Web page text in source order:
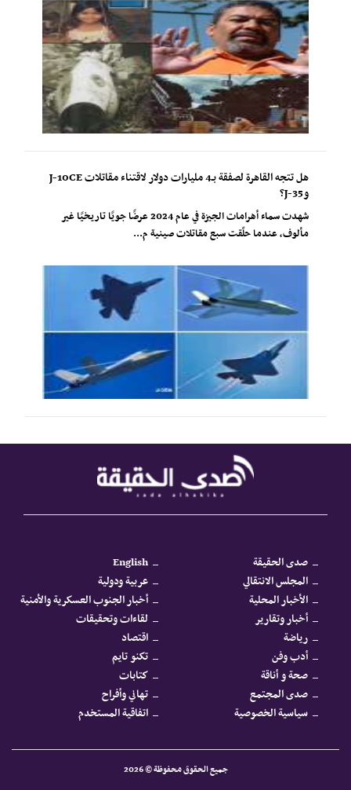
هل تتجه القاهرة لصفقة بـ4 مليارات دولار لاقتناء مقاتلات J-10CE
وJ-35؟
شهدت سماء أهرامات الجيزة في عام 2024 عرضًا جويًا تاريخيًا غير
مألوف، عندما حلّقت سبع مقاتلات صينية م...
صدى الحقيقة
English
المجلس الانتقالي
عربية ودولية
الأخبار المحلية
أخبار الجنوب العسكرية والأمنية
أخبار وتقارير
لقاءات وتحقيقات
رياضة
اقتصاد
أدب وفن
تكنو تايم
صحة و أناقة
كتابات
صدى المجتمع
تهاني وأفراح
سياسية الخصوصية
اتفاقية المستخدم
جميع الحقوق محفوظة © 2026